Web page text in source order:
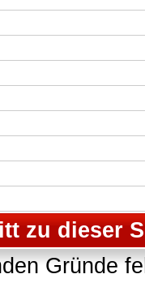
zu dieser
Gründe